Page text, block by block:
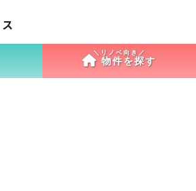
物件を探す